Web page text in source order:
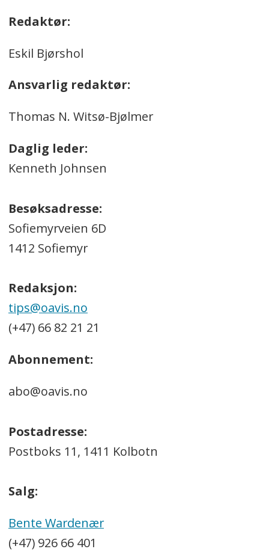
Redaktør:
Eskil Bjørshol
Ansvarlig redaktør:
Thomas N. Witsø-Bjølmer
Daglig leder:
Kenneth Johnsen
Besøksadresse:
Sofiemyrveien 6D
1412 Sofiemyr
Redaksjon:
tips@oavis.no
(+47) 66 82 21 21
Abonnement:
abo@oavis.no
Postadresse:
Postboks 11, 1411 Kolbotn
Salg:
Bente Wardenær
(+47) 926 66 401